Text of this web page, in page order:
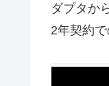
ダプタか
2年契約